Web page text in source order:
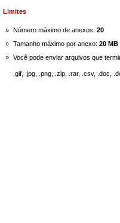
Limites
» Número máximo de anexos: 20
» Tamanho máximo por anexo: 20 MB
» Você pode enviar arquivos que
.gif, .jpg, .png, .zip, .rar, .csv, .doc,